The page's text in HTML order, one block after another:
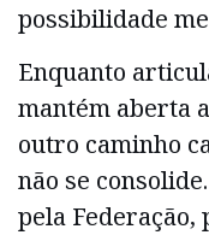
possibilidade
Enquanto
mantém aberta
outro caminho
não se
pela Federação,